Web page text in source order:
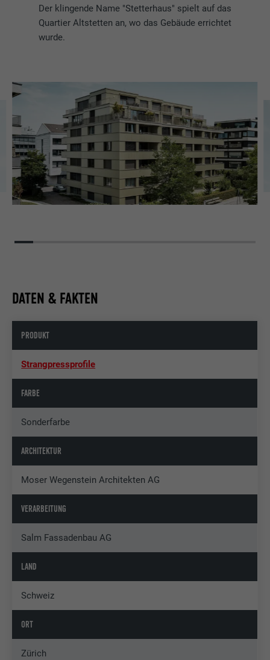
Der klingende Name "Stetterhaus" spielt auf das
Quartier Altstetten an, wo das Gebäude errichtet
wurde.
DATEN & FAKTEN
PRODUKT
Strangpressprofile
FARBE
Sonderfarbe
ARCHITEKTUR
Moser Wegenstein Architekten AG
VERARBEITUNG
Salm Fassadenbau AG
LAND
Schweiz
ORT
Zürich